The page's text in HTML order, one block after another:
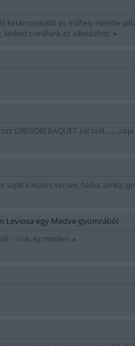
kerámiastúdió és műhely életébe
csinálunk az alkotáshoz. »
GRÉGORI BAQUET-ról
saját írásaim: versek, haiku, tanka,
Leviosa egy Medve gyomrából
- írok. ez minden. »